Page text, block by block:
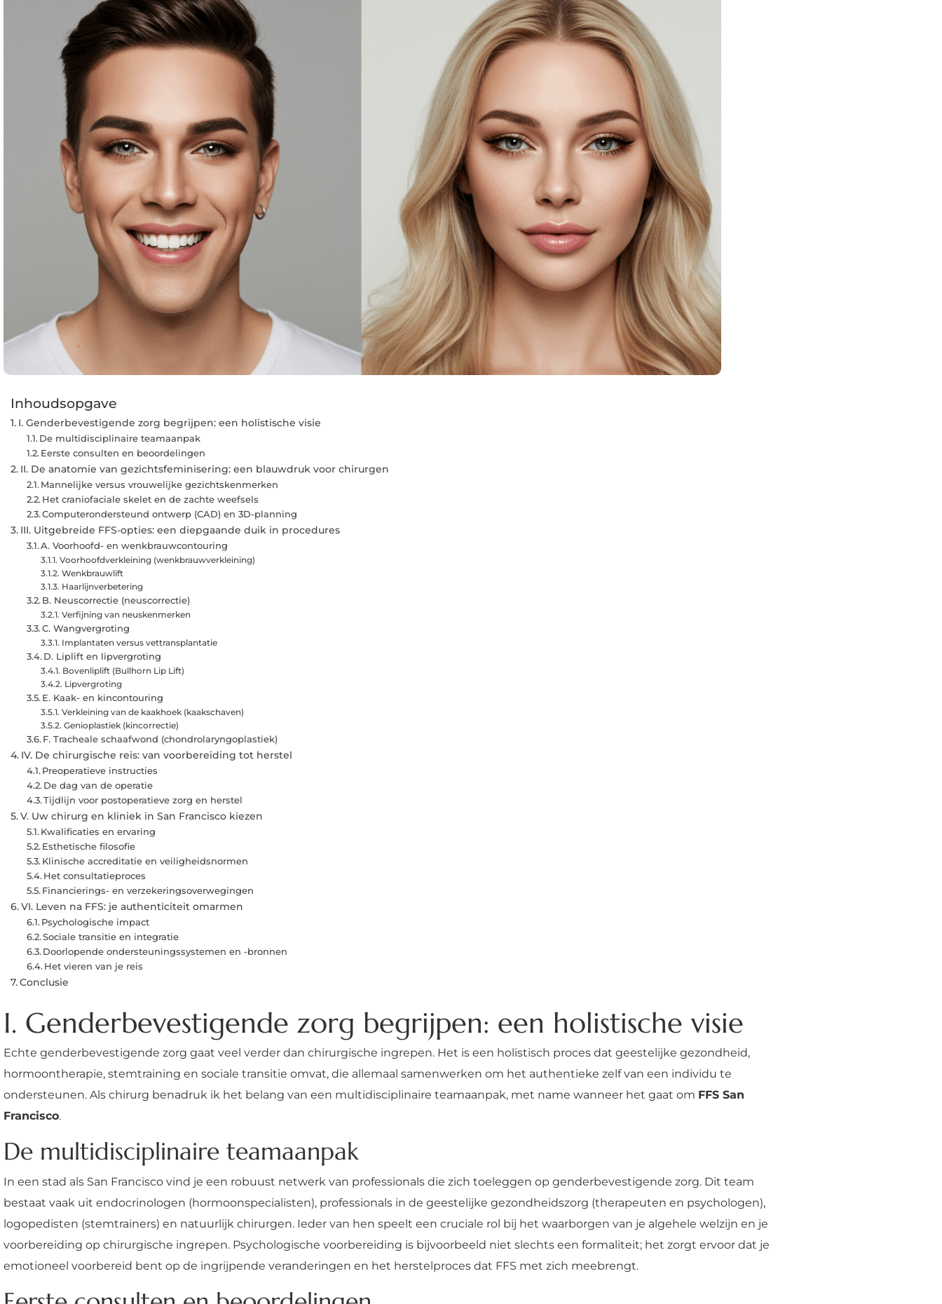
Inhoudsopgave
I. Genderbevestigende zorg begrijpen: een holistische visie
De multidisciplinaire teamaanpak
Eerste consulten en beoordelingen
II. De anatomie van gezichtsfeminisering: een blauwdruk voor chirurgen
Mannelijke versus vrouwelijke gezichtskenmerken
Het craniofaciale skelet en de zachte weefsels
Computerondersteund ontwerp (CAD) en 3D-planning
III. Uitgebreide FFS-opties: een diepgaande duik in procedures
A. Voorhoofd- en wenkbrauwcontouring
Voorhoofdverkleining (wenkbrauwverkleining)
Wenkbrauwlift
Haarlijnverbetering
B. Neuscorrectie (neuscorrectie)
Verfijning van neuskenmerken
C. Wangvergroting
Implantaten versus vettransplantatie
D. Liplift en lipvergroting
Bovenliplift (Bullhorn Lip Lift)
Lipvergroting
E. Kaak- en kincontouring
Verkleining van de kaakhoek (kaakschaven)
Genioplastiek (kincorrectie)
F. Tracheale schaafwond (chondrolaryngoplastiek)
IV. De chirurgische reis: van voorbereiding tot herstel
Preoperatieve instructies
De dag van de operatie
Tijdlijn voor postoperatieve zorg en herstel
V. Uw chirurg en kliniek in San Francisco kiezen
Kwalificaties en ervaring
Esthetische filosofie
Klinische accreditatie en veiligheidsnormen
Het consultatieproces
Financierings- en verzekeringsoverwegingen
VI. Leven na FFS: je authenticiteit omarmen
Psychologische impact
Sociale transitie en integratie
Doorlopende ondersteuningssystemen en -bronnen
Het vieren van je reis
Conclusie
I. Genderbevestigende zorg begrijpen: een holistische visie
Echte genderbevestigende zorg gaat veel verder dan chirurgische ingrepen. Het is een holistisch proces dat geestelijke gezondheid,
hormoontherapie, stemtraining en sociale transitie omvat, die allemaal samenwerken om het authentieke zelf van een individu te
ondersteunen. Als chirurg benadruk ik het belang van een multidisciplinaire teamaanpak, met name wanneer het gaat om FFS San
Francisco.
De multidisciplinaire teamaanpak
In een stad als San Francisco vind je een robuust netwerk van professionals die zich toeleggen op genderbevestigende zorg. Dit team
bestaat vaak uit endocrinologen (hormoonspecialisten), professionals in de geestelijke gezondheidszorg (therapeuten en psychologen),
logopedisten (stemtrainers) en natuurlijk chirurgen. Ieder van hen speelt een cruciale rol bij het waarborgen van je algehele welzijn en je
voorbereiding op chirurgische ingrepen. Psychologische voorbereiding is bijvoorbeeld niet slechts een formaliteit; het zorgt ervoor dat je
emotioneel voorbereid bent op de ingrijpende veranderingen en het herstelproces dat FFS met zich meebrengt.